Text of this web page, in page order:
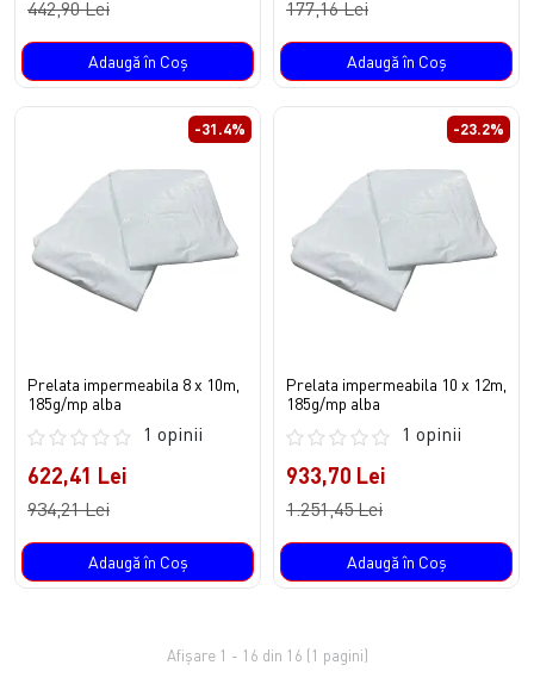
442,90 Lei
Adaugă în Coş
177,16 Lei
Adaugă în Coş
-31.4%
Prelata impermeabila 8 x 10m,
185g/mp alba
1 opinii
622,41 Lei
934,21 Lei
Adaugă în Coş
-23.2%
Prelata impermeabila 10 x 12m,
185g/mp alba
1 opinii
933,70 Lei
1.251,45 Lei
Adaugă în Coş
Afişare 1 - 16 din 16 (1 pagini)